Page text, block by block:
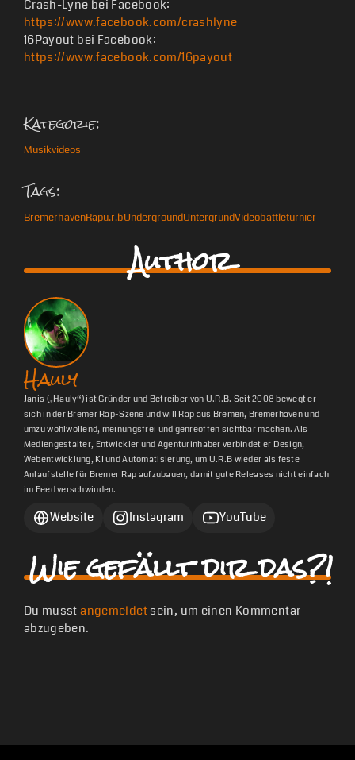
Crash-Lyne bei Facebook:
https://www.facebook.com/crashlyne
16Payout bei Facebook:
https://www.facebook.com/16payout
Kategorie:
Musikvideos
Tags:
BremerhavenRapu.r.bUndergroundUntergrundVideobattleturnier
Author
Hauly
Janis („Hauly“) ist Gründer und Betreiber von U.R.B. Seit 2008 bewegt er
sich in der Bremer Rap-Szene und will Rap aus Bremen, Bremerhaven und
umzu wohlwollend, meinungsfrei und genreoffen sichtbar machen. Als
Mediengestalter, Entwickler und Agenturinhaber verbindet er Design,
Webentwicklung, KI und Automatisierung, um U.R.B wieder als feste
Anlaufstelle für Bremer Rap aufzubauen, damit gute Releases nicht einfach
im Feed verschwinden.
Website Instagram YouTube
Wie gefällt dir das?!
Du musstangemeldetsein, um einen Kommentar
abzugeben.